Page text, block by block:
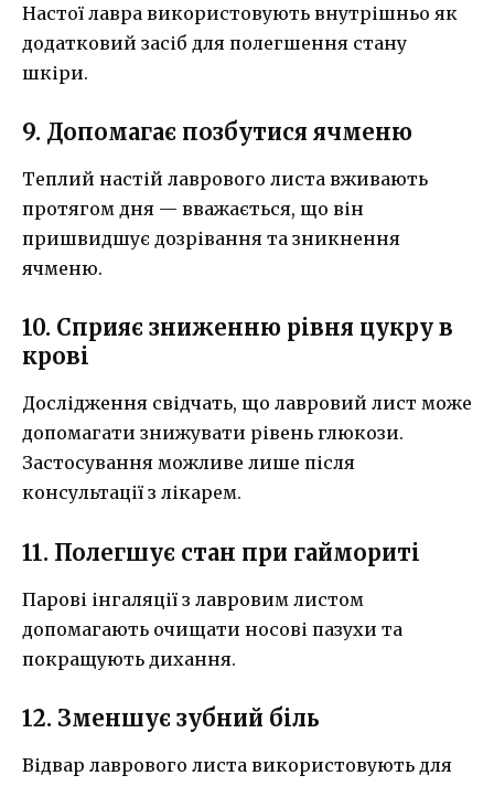
Настої лавра використовують внутрішньо як
додатковий засіб для полегшення стану
шкіри.
9. Допомагає позбутися ячменю
Теплий настій лаврового листа вживають
протягом дня — вважається, що він
пришвидшує дозрівання та зникнення
ячменю.
10. Сприяє зниженню рівня цукру в
крові
Дослідження свідчать, що лавровий лист може
допомагати знижувати рівень глюкози.
Застосування можливе лише після
консультації з лікарем.
11. Полегшує стан при гаймориті
Парові інгаляції з лавровим листом
допомагають очищати носові пазухи та
покращують дихання.
12. Зменшує зубний біль
Відвар лаврового листа використовують для